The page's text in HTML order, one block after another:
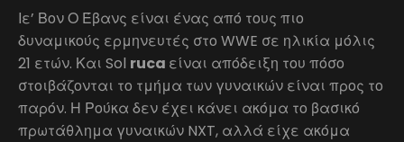
Ιε’ Βον Ο Έβανς είναι ένας από τους πιο
δυναμικούς ερμηνευτές στο WWE σε ηλικία μόλις
21 ετών. Και Sol ruca είναι απόδειξη του πόσο
στοιβάζονται το τμήμα των γυναικών είναι προς το
παρόν. Η Ρούκα δεν έχει κάνει ακόμα το βασικό
πρωτάθλημα γυναικών NXT, αλλά είχε ακόμα